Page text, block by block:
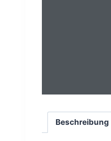
Beschreibung